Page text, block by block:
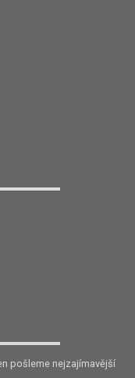
pošleme nejzajímavější